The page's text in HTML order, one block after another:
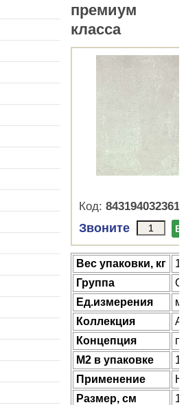
премиум
класса
Код: 8431940323614
Звоните В
Веc упаковки, кг
Группа
Ед.измерения
Коллекция
Концепция
М2 в упаковке
Применение
Размер, см